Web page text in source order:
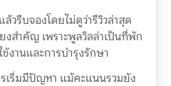
วรีบจองโดยไม่ดูว่ารีวิวล่าสุด
งสำคัญ เพราะพูลวิลล่าเป็นที่พัก
งานและการบำรุงรักษา
เริ่มมีปัญหา แม้คะแนนรวมยัง